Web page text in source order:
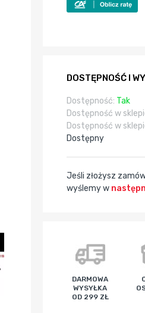
DOSTĘPNOŚĆ I
Dostępność: Tak
Dostępność w
Dostępność w
Dostępny
Jeśli złożysz
wyślemy w
DARMOWA
WYSYŁKA
OD 299 ZŁ